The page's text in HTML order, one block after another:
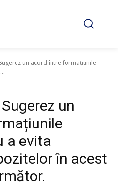
un acord între formațiunile
un
a evita
în acest